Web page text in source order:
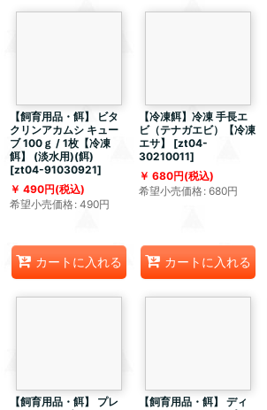
【飼育用品・餌】 ビタ
クリンアカムシ キュー
ブ 100ｇ / 1枚【冷凍
餌】 (淡水用)(餌)
[zt04-91030921]
490円(税込)
希望小売価格: 490円
カートに入れる
【冷凍餌】冷凍 手長エ
ビ（テナガエビ）【冷凍
エサ】
[zt04-
30210011]
680円(税込)
希望小売価格: 680円
カートに入れる
【飼育用品・餌】 プレ
【飼育用品・餌】 ディ